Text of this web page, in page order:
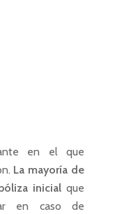
en el que
La mayoría de
liza inicialque
en caso de